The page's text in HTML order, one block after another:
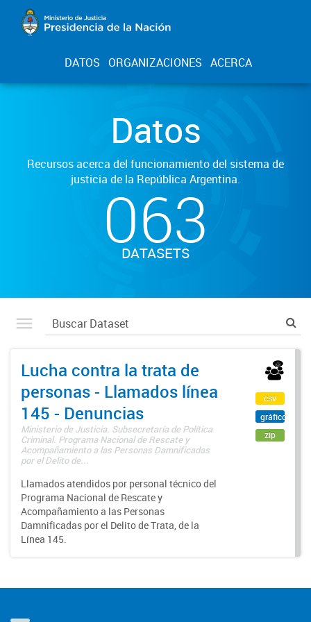
DATOS ORGANIZACIONES ACERCA
Datos
Recursos acerca del funcionamiento del sistema de
justicia de la República Argentina.
063
DATASETS
Lucha contra la trata de
personas - Llamados línea
145 - Denuncias
Ministerio de Justicia. Subsecretaría de Política
Criminal. Programa Nacional de Rescate y
Acompañamiento a las Personas Damnificadas
por el Delito de...
Llamados atendidos por personal técnico del
Programa Nacional de Rescate y
Acompañamiento a las Personas
Damnificadas por el Delito de Trata, de la
Línea 145.
csv
gráfico
zip